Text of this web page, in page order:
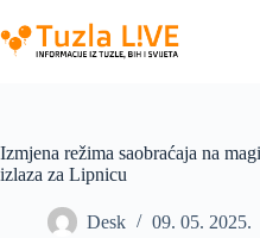
to
content
Izmjena režima saobraćaja na
izlaza za Lipnicu
Desk
09. 05. 2025.